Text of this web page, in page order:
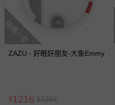
搶購一空
ZAZU - 好眠好朋友-大象Emmy
$1216 $1280